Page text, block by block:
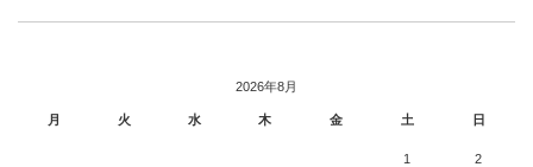
2026年8月
月 火 水 木 金 土 日
1 2